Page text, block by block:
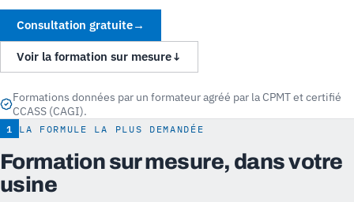
Consultation gratuite→
Voir la formation sur mesure↓
Formations données par un formateur agréé par la CPMT et certifié
CCASS (CAGI).
1 LA FORMULE LA PLUS DEMANDÉE
Formation sur mesure, dans votre
usine